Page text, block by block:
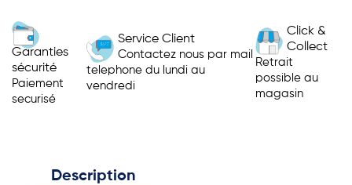
Garanties
sécurité
Paiement
securisé
Service Client
Contactez nous par mail
telephone du lundi au
vendredi
Click &
Collect
Retrait
possible au
magasin
Description